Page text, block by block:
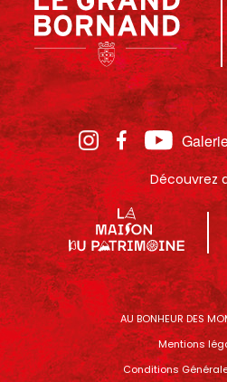
Découvrez
AU BONHEUR DES
Mentions
Conditions